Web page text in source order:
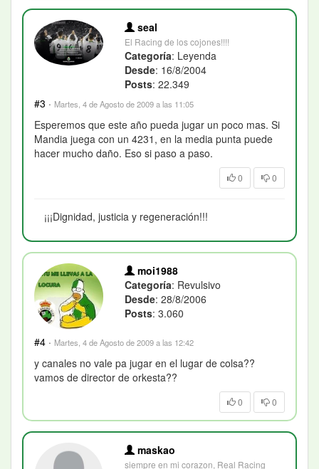
seal
El Racing de los cojones!!!!
Categoría: Leyenda
Desde: 16/8/2004
Posts: 22.349
#3 · Martes, 4 de Agosto de 2009 a las 11:05
Esperemos que este año pueda jugar un poco mas. Si
Mandia juega con un 4231, en la media punta puede
hacer mucho daño. Eso si paso a paso.
0 0
¡¡¡Dignidad, justicia y regeneración!!!
moi1988
Categoría: Revulsivo
Desde: 28/8/2006
Posts: 3.060
#4 · Martes, 4 de Agosto de 2009 a las 12:42
y canales no vale pa jugar en el lugar de colsa??
vamos de director de orkesta??
0 0
maskao
siempre en mi corazon, Real Racing